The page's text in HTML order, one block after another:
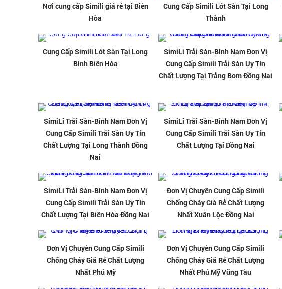
Nơi cung cấp Simili giá rẻ tại Biên
Hòa
Cung Cấp Simili Lót Sàn Tại Long
Thành
Cung Cấp Simili Lót Sàn Tại Long
Bình Biên Hòa
SimiLi Trải Sàn-Bình Nam Đơn Vị
Cung Cấp Simili Trải Sàn Uy Tín
Chất Lượng Tại Trảng Bom Đồng Nai
SimiLi Trải Sàn-Bình Nam Đơn Vị
Cung Cấp Simili Trải Sàn Uy Tín
Chất Lượng Tại Long Thành Đồng
Nai
SimiLi Trải Sàn-Bình Nam Đơn Vị
Cung Cấp Simili Trải Sàn Uy Tín
Chất Lượng Tại Đồng Nai
SimiLi Trải Sàn-Bình Nam Đơn Vị
Cung Cấp Simili Trải Sàn Uy Tín
Chất Lượng Tại Biên Hòa Đồng Nai
Đơn Vị Chuyên Cung Cấp Simili
Chống Cháy Giá Rẻ Chất Lượng
Nhất Xuân Lộc Đồng Nai
Đơn Vị Chuyên Cung Cấp Simili
Chống Cháy Giá Rẻ Chất Lượng
Nhất Phú Mỹ
Đơn Vị Chuyên Cung Cấp Simili
Chống Cháy Giá Rẻ Chất Lượng
Nhất Phú Mỹ Vũng Tàu